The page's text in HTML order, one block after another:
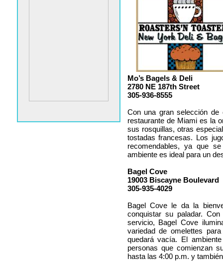
Mo’s Bagels & Deli
2780 NE 187th Street
305-936-8555
Con una gran selección de
restaurante de Miami es la
sus rosquillas, otras
tostadas francesas. Los
recomendables, ya que
ambiente es ideal para un
Bagel Cove
19003 Biscayne Boulevard
305-935-4029
Bagel Cove le da la
conquistar su paladar.
servicio, Bagel Cove
variedad de omelettes
quedará vacía. El
personas que comienzan
hasta las 4:00 p.m. y